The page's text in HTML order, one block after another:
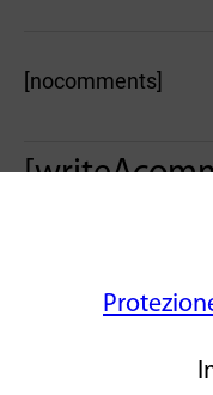
[nocomments]